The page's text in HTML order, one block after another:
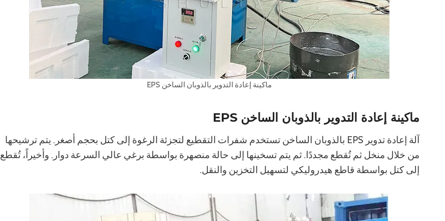
ماكينة إعادة التدوير بالذوبان الساخن EPS
ماكينة إعادة التدوير بالذوبان الساخن EPS
آلة إعادة تدوير EPS بالذوبان الساخن تستخدم شفرات التقطيع لتجزئة الرغوة إلى كتل بحجم أصغر. يتم ترشيحها
من خلال منخل ثم تُقطع مجددًا. ثم يتم تسخينها إلى حالة منصهرة بواسطة برغي عالي السرعة دوار. وأخيراً، تُقطع
إلى كتل بواسطة قاطع هيدروليكي لتسهيل التخزين والنقل.